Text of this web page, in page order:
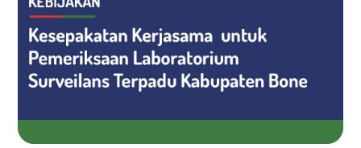
Media KIE